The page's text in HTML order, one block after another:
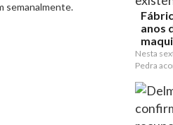
semanalmente.
anos
Nesta
Pedra